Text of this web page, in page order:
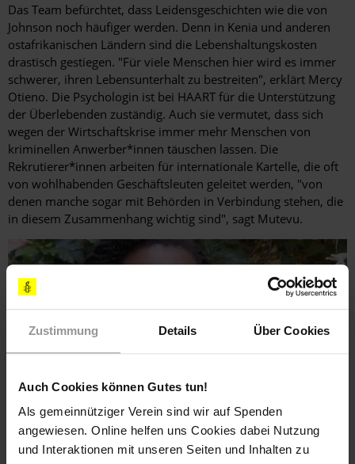
Zustimmung Details Über Cookies
Auch Cookies können Gutes tun!
Als gemeinnütziger Verein sind wir auf Spenden
angewiesen. Online helfen uns Cookies dabei Nutzung
und Interaktionen mit unseren Seiten und Inhalten zu
Das Team befürchtet, dass Leidens­geschichten wie die von
Johnson noch häufiger werden. Denn in Kenia und anderen
ostafrikanischen Ländern sind die Lebenshaltungskosten
drastisch gestiegen. "Für viele Menschen hier wird es immer
schwerer, ihren Lebensunterhalt zu bestreiten", erklärt Mercy
Otieno. Die Psychologin ist bei HAART für die Unterstützung
der Überlebenden zuständig. Auch sie vermutet, dass sich
wegen der Wirtschaftskrise immer mehr Menschen von
kriminellen Anwerber*innen täuschen lassen. Die
Rekrutierer*innen arbeiten für internationale Kartelle, die oft
von wohlhabenden Geschäftsleuten geleitet werden, "von
denen manche sogar mit Behörden in Verbindung stehen, die
in diesem Zusammenhang wichtig sind", sagt Mutevu.
Das Bewusstsein für Menschenhandel schärfen: Winnie Mutevu arbeitet bei
der NGO HAART.
© Bettina Rühl